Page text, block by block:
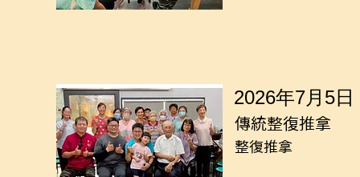
2026年7月5日
傳統整復推拿
整復推拿